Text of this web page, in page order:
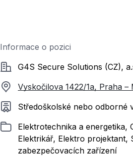
Informace o pozici
SpolečnostG4S Secure Solutions (CZ),
Vyskočilova 1422/1a, Praha –
Požadované vzdělání
Středoškolské nebo odborné
ZařazenoElektrotechnika a energetika,
Elektrikář, Elektro projektant,
zabezpečovacích zařízení